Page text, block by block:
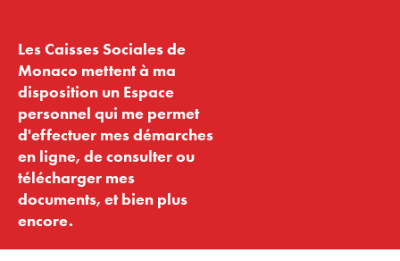
Les Caisses Sociales de
Monaco mettent à ma
disposition un Espace
personnel qui me permet
d'effectuer mes démarches
en ligne, de consulter ou
télécharger mes
documents, et bien plus
encore.